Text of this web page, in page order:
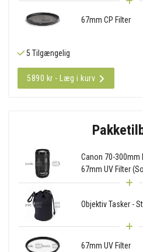
67mm CP Filter
5 Tilgængelig
5890 kr - Læg i kurv
Canon 70-300mm
67mm UV Filter
Objektiv Tasker -
67mm UV Filter